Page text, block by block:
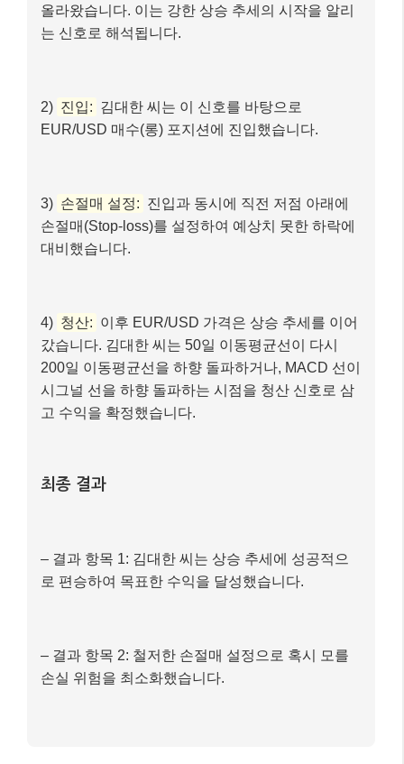
올라왔습니다. 이는 강한 상승 추세의 시작을 알리
는 신호로 해석됩니다.
2) 진입: 김대한 씨는 이 신호를 바탕으로
EUR/USD 매수(롱) 포지션에 진입했습니다.
3) 손절매 설정: 진입과 동시에 직전 저점 아래에
손절매(Stop-loss)를 설정하여 예상치 못한 하락에
대비했습니다.
4) 청산: 이후 EUR/USD 가격은 상승 추세를 이어
갔습니다. 김대한 씨는 50일 이동평균선이 다시
200일 이동평균선을 하향 돌파하거나, MACD 선이
시그널 선을 하향 돌파하는 시점을 청산 신호로 삼
고 수익을 확정했습니다.
최종 결과
– 결과 항목 1: 김대한 씨는 상승 추세에 성공적으
로 편승하여 목표한 수익을 달성했습니다.
– 결과 항목 2: 철저한 손절매 설정으로 혹시 모를
손실 위험을 최소화했습니다.